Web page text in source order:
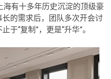
有十多年历史沉淀的顶级豪
的需求后，团队多次开会讨
于“复制”，更是“升华”。